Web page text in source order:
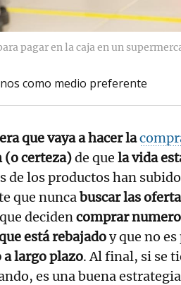
pagar en la caja en un
como medio preferente
que vaya a hacer la
(o certeza)de que la vida
de los productos han
que nuncabuscar las
decidencomprar
está rebajadoy que no
largo plazo. Al final, si se
es una buena estrategia